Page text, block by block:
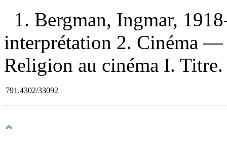
1. Bergman, Ingmar,
interprétation 2. Cinéma
Religion au cinéma I. Titre.
791.4302/33092